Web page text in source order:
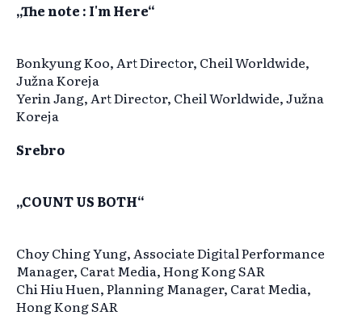
„The note : I'm Here“
Bonkyung Koo, Art Director, Cheil Worldwide,
Južna Koreja
Yerin Jang, Art Director, Cheil Worldwide, Južna
Koreja
Srebro
„COUNT US BOTH“
Choy Ching Yung, Associate Digital Performance
Manager, Carat Media, Hong Kong SAR
Chi Hiu Huen, Planning Manager, Carat Media,
Hong Kong SAR